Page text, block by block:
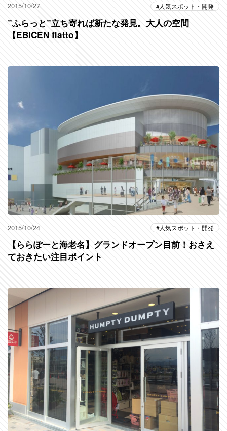
2015/10/27 人気スポット・開発
”ふらっと”立ち寄れば新たな発見。大人の空間
【EBICEN flatto】
2015/10/24 人気スポット・開発
【ららぽーと海老名】グランドオープン目前！おさえ
ておきたい注目ポイント